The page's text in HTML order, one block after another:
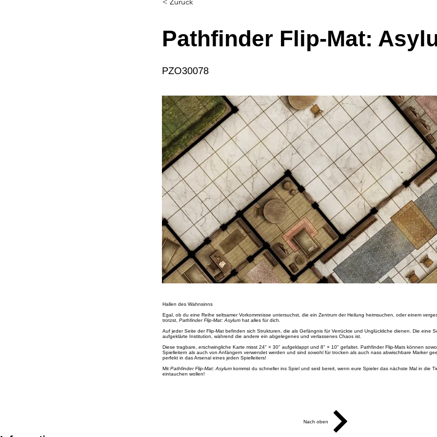
Pathfinder Flip-Mat:
PZO30078
Hallen des Wahnsinns
Egal, ob du eine Reihe seltsamer Vorkommnisse untersuchst, die ein Zentrum der Heilung heimsuchen, oder einem
trotzst, Pathfinder Flip-Mat: Asylum hat alles für dich.
Auf jeder Seite der Flip-Mat befinden sich Strukturen, die als Gefängnis für Verrückte und Unglückliche dienen. Die eine
aufgeklärte Institution, während die andere ein abgelegenes und verlassenes Chaos ist.
Diese tragbare, erschwingliche Karte misst 24" × 30" aufgeklappt und 8" × 10" gefaltet. Pathfinder Flip-Mats können
Spielleitern als auch von Anfängern verwendet werden und sind sowohl für trocken als auch nass abwischbare Marker
perfekt in das Arsenal eines jeden Spielleiters!
Mit Pathfinder Flip-Mat: Asylum kommst du schneller ins Spiel und seid bereit, wenn eure Spieler das nächste Mal in die
eintauchen wollen!
Nach oben